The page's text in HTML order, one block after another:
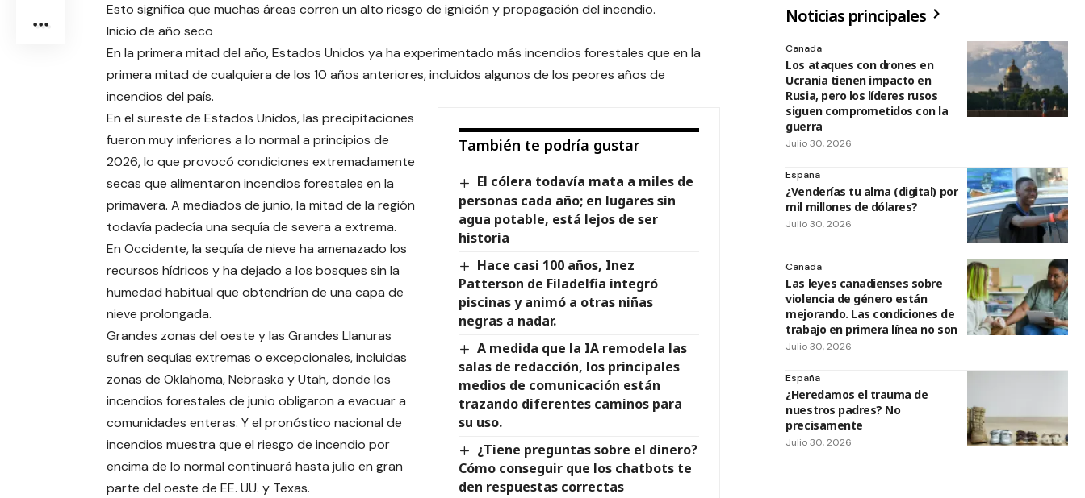
Esto significa que muchas áreas corren un alto riesgo de ignición y propagación del incendio.
Inicio de año seco
En la primera mitad del año, Estados Unidos ya ha experimentado más incendios forestales que en la
primera mitad de cualquiera de los 10 años anteriores, incluidos algunos de los peores años de
incendios del país.
También te podría gustar
El cólera todavía mata a miles de
personas cada año; en lugares sin
agua potable, está lejos de ser
historia
Hace casi 100 años, Inez
Patterson de Filadelfia integró
piscinas y animó a otras niñas
negras a nadar.
A medida que la IA remodela las
salas de redacción, los principales
medios de comunicación están
trazando diferentes caminos para
su uso.
¿Tiene preguntas sobre el dinero?
Cómo conseguir que los chatbots te
den respuestas correctas
En el sureste de Estados Unidos, las precipitaciones
fueron muy inferiores a lo normal a principios de
2026, lo que provocó condiciones extremadamente
secas que alimentaron incendios forestales en la
primavera. A mediados de junio, la mitad de la región
todavía padecía una sequía de severa a extrema.
En Occidente, la sequía de nieve ha amenazado los
recursos hídricos y ha dejado a los bosques sin la
humedad habitual que obtendrían de una capa de
nieve prolongada.
Grandes zonas del oeste y las Grandes Llanuras
sufren sequías extremas o excepcionales, incluidas
zonas de Oklahoma, Nebraska y Utah, donde los
incendios forestales de junio obligaron a evacuar a
comunidades enteras. Y el pronóstico nacional de
incendios muestra que el riesgo de incendio por
encima de lo normal continuará hasta julio en gran
parte del oeste de EE. UU. y Texas.
Noticias principales
Canada
Los ataques con drones en
Ucrania tienen impacto en
Rusia, pero los líderes rusos
siguen comprometidos con la
guerra
Julio 30, 2026
España
¿Venderías tu alma (digital) por
mil millones de dólares?
Julio 30, 2026
Canada
Las leyes canadienses sobre
violencia de género están
mejorando. Las condiciones de
trabajo en primera línea no son
Julio 30, 2026
España
¿Heredamos el trauma de
nuestros padres? No
precisamente
Julio 30, 2026